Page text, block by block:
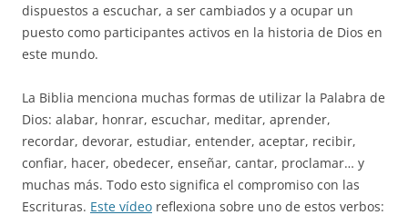
dispuestos a escuchar, a ser cambiados y a ocupar un
puesto como participantes activos en la historia de Dios en
este mundo.
La Biblia menciona muchas formas de utilizar la Palabra de
Dios: alabar, honrar, escuchar, meditar, aprender,
recordar, devorar, estudiar, entender, aceptar, recibir,
confiar, hacer, obedecer, enseñar, cantar, proclamar… y
muchas más. Todo esto significa el compromiso con las
Escrituras. Este vídeo reflexiona sobre uno de estos verbos: